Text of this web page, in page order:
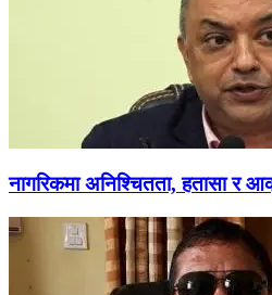
नागरिकमा अनिश्चितता, हतासा र